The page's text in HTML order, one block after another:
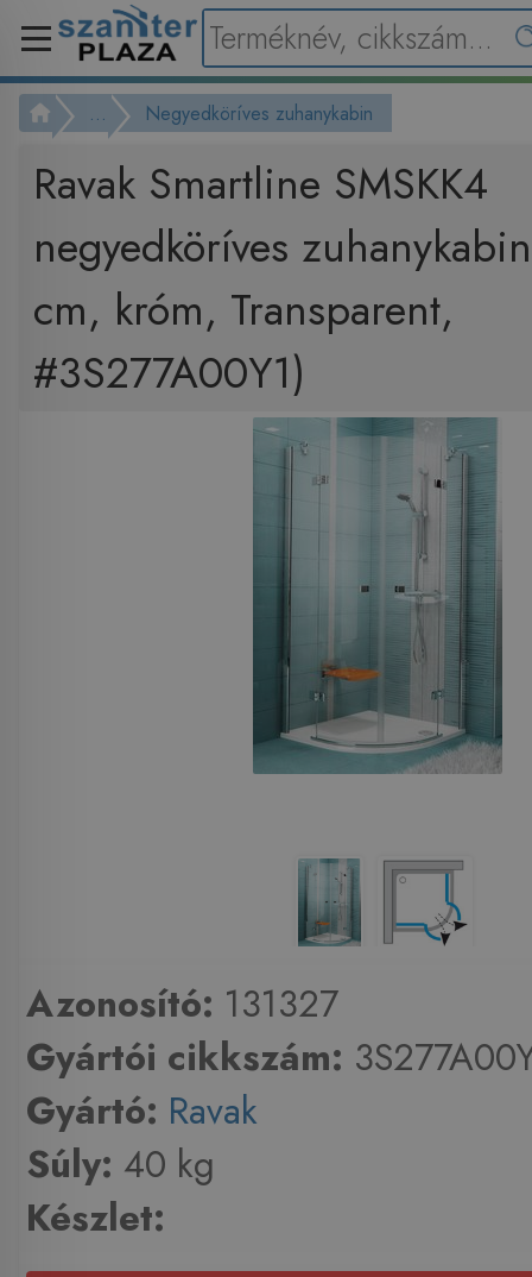
... Negyedköríves zuhanykabin
Ravak Smartline SMSKK4
negyedköríves
cm, króm, Transparent,
#3S277A00Y1)
Azonosító: 131327
Gyártói cikkszám:
Gyártó: Ravak
Súly: 40 kg
Készlet: